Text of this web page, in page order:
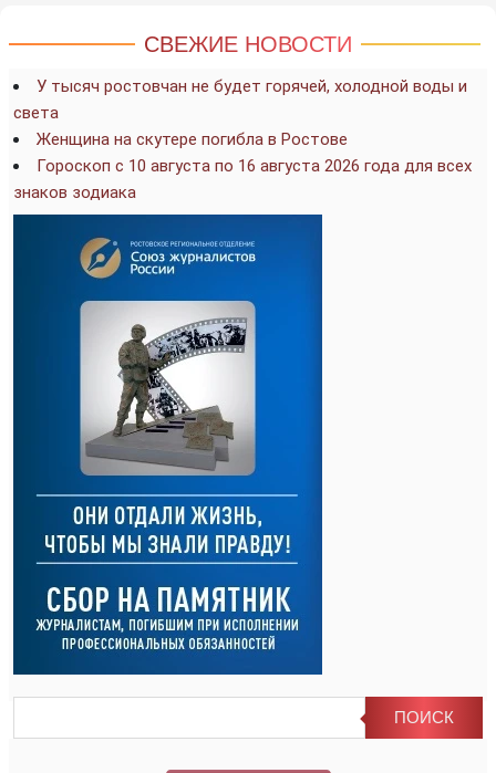
СВЕЖИЕ НОВОСТИ
У тысяч ростовчан не будет горячей, холодной воды и
света
Женщина на скутере погибла в Ростове
Гороскоп с 10 августа по 16 августа 2026 года для всех
знаков зодиака